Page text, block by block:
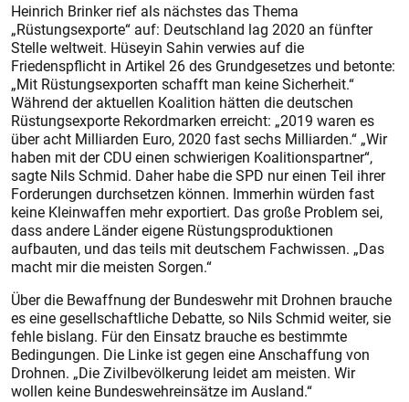
Heinrich Brinker rief als nächs­tes das Thema
„Rüstungsexporte“ auf: Deutschland lag 2020 an fünfter
Stelle weltweit. Hüseyin Sahin verwies auf die
Friedenspflicht in Artikel 26 des Grundgesetzes und betonte:
„Mit Rüstungsexporten schafft man keine Sicherheit.“
Während der aktuellen Koalition hätten die deutschen
Rüstungsexporte Rekordmarken erreicht: „2019 waren es
über acht Milliarden Euro, 2020 fast sechs Milliarden.“ „Wir
haben mit der CDU einen schwierigen Koalitionspartner“,
sagte Nils Schmid. Daher habe die SPD nur einen Teil ihrer
Forderungen durchsetzen können. Immerhin würden fast
keine Kleinwaffen mehr exportiert. Das große Problem sei,
dass andere Länder eigene Rüstungsproduktionen
aufbauten, und das teils mit deutschem Fachwissen. „Das
macht mir die meisten Sorgen.“
Über die Bewaffnung der Bundeswehr mit Drohnen brauche
es eine gesellschaftliche Debatte, so Nils Schmid weiter, sie
fehle bislang. Für den Einsatz brauche es bestimmte
Bedingungen. Die Linke ist gegen eine Anschaffung von
Drohnen. „Die Zivilbevölkerung leidet am meisten. Wir
wollen keine Bundeswehreinsätze im Ausland.“